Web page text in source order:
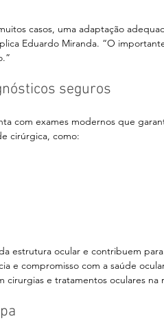
casos, uma adaptação
Eduardo Miranda. “O
seguros
com exames modernos que
cirúrgica, como:
estrutura ocular e contribuem
e compromisso com a saúde
e tratamentos oculares na